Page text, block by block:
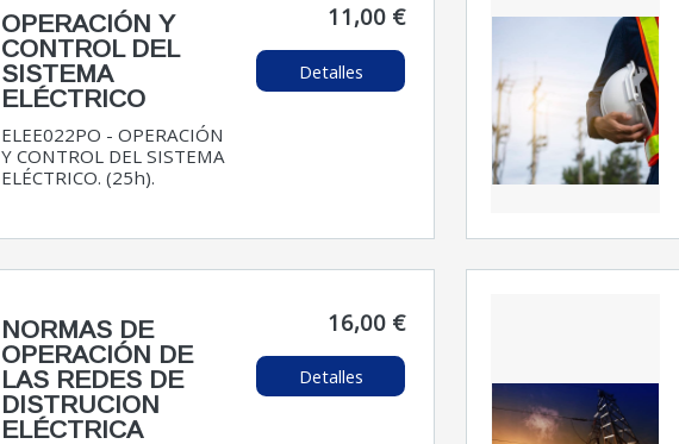
OPERACIÓN Y
CONTROL DEL
SISTEMA
ELÉCTRICO
ELEE022PO - OPERACIÓN
Y CONTROL DEL SISTEMA
ELÉCTRICO. (25h).
11,00 €
Detalles
NORMAS DE
OPERACIÓN DE
LAS REDES DE
DISTRUCION
ELÉCTRICA
16,00 €
Detalles